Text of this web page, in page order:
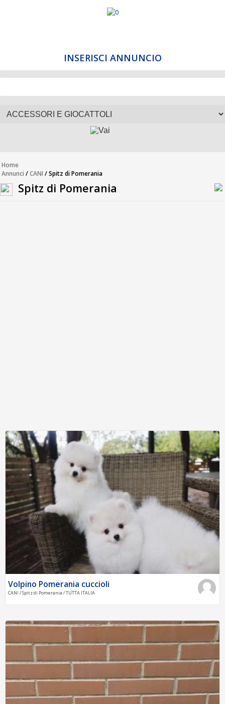
INSERISCI ANNUNCIO
Home
Annunci /CANI / Spitz di Pomerania
Spitz di Pomerania
Volpino Pomerania cuccioli
CANI / Spitz di Pomerania / TUTTA ITALIA